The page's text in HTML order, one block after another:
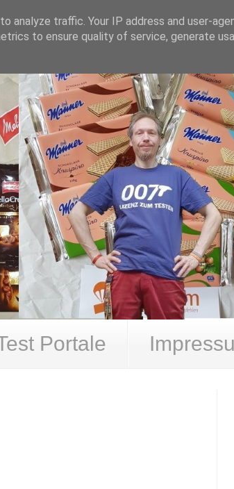
Portale
analyze traffic. Your IP address and user-
to ensure quality of service, generate